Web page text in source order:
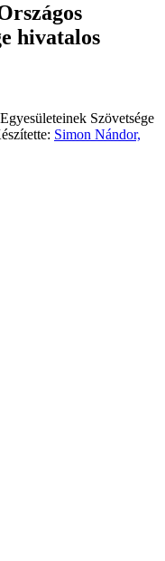
hivatalos
Szövetsége
Simon Nándor,